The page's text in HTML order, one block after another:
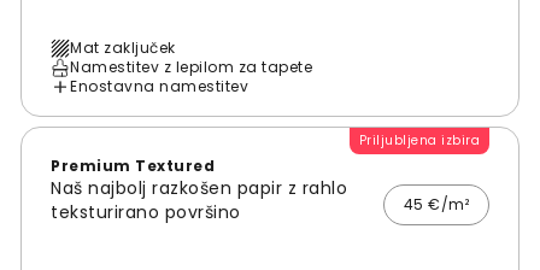
Mat zaključek
Namestitev z lepilom za tapete
Enostavna namestitev
Priljubljena izbira
Premium Textured
Naš najbolj razkošen papir z rahlo
teksturirano površino
45 €/m²